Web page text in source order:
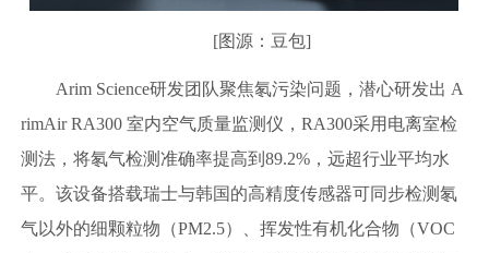
[图源：豆包]
Arim Science研发团队聚焦氡污染问题，潜心研发出 A
rimAir RA300 室内空气质量监测仪，RA300采用电离室检
测法，将氡气检测准确率提高到89.2%，远超行业平均水
平。该设备搭载瑞士与韩国的高精度传感器可同步检测氡
气以外的细颗粒物（PM2.5）、挥发性有机化合物（VOC